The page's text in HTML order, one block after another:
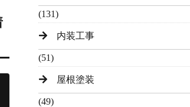
(131)
内装工事
(51)
屋根塗装
(49)